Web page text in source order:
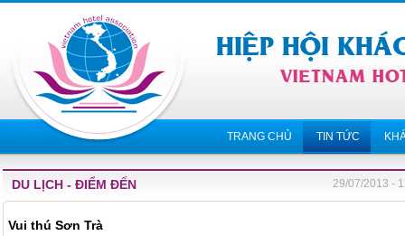
TRANG CHỦ TIN TỨC
DU LỊCH - ĐIỂM ĐẾN 29/07/2013 -
Vui thú Sơn Trà